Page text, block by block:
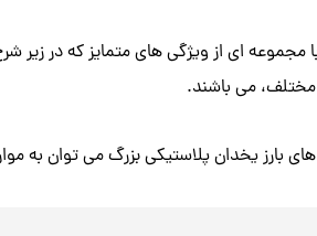
مجموعه‌ ای از ویژگی‌ های متمایز که در زیر
می‌ باشند.
بارز یخدان پلاستیکی بزرگ می‌ توان به